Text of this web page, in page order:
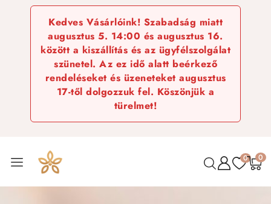
Kedves Vásárlóink! Szabadság miatt
augusztus 5. 14:00 és augusztus 16.
között a kiszállítás és az ügyfélszolgálat
szünetel. Az ez idő alatt beérkező
rendeléseket és üzeneteket augusztus
17-től dolgozzuk fel. Köszönjük a
türelmet!
0 0